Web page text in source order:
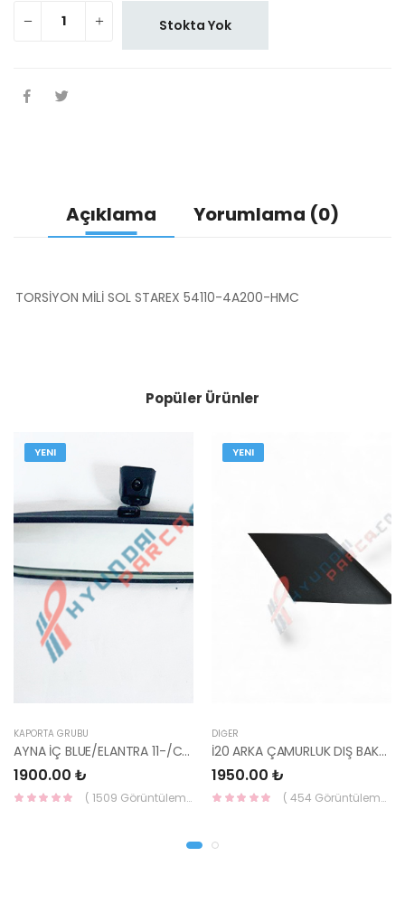
Stokta Yok
Açıklama Yorumlama (0)
TORSİYON MİLİ SOL STAREX 54110-4A200-HMC
Popüler Ürünler
YENI
KAPORTA GRUBU
AYNA İÇ BLUE/ELANTRA 11-/CEED 10-/RİO 12-/SPORTAGE 11- 85101-3X100-HMC
1900.00 ₺
( 1509 Görüntüleme )
YENI
DIĞER
İ20 ARKA ÇAMURLUK DIŞ BAKALİTİ SOL 2015- ( PARLAK SİYAH ) 87360-C8000-YS
1950.00 ₺
( 454 Görüntüleme )